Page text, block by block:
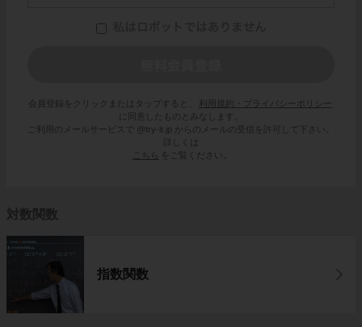
会員登録をクリックまたはタップすると、
利用規約・プライバシーポリシー
に同意したものとみなします。
ご利用のメールサービスで @try-it.jp からのメールの受信を許可して下さい。
詳しくは
こちら
をご覧ください。
対数関数
指数関数